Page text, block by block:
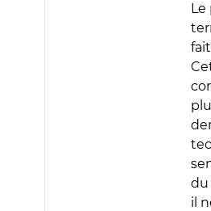
Le
du
il